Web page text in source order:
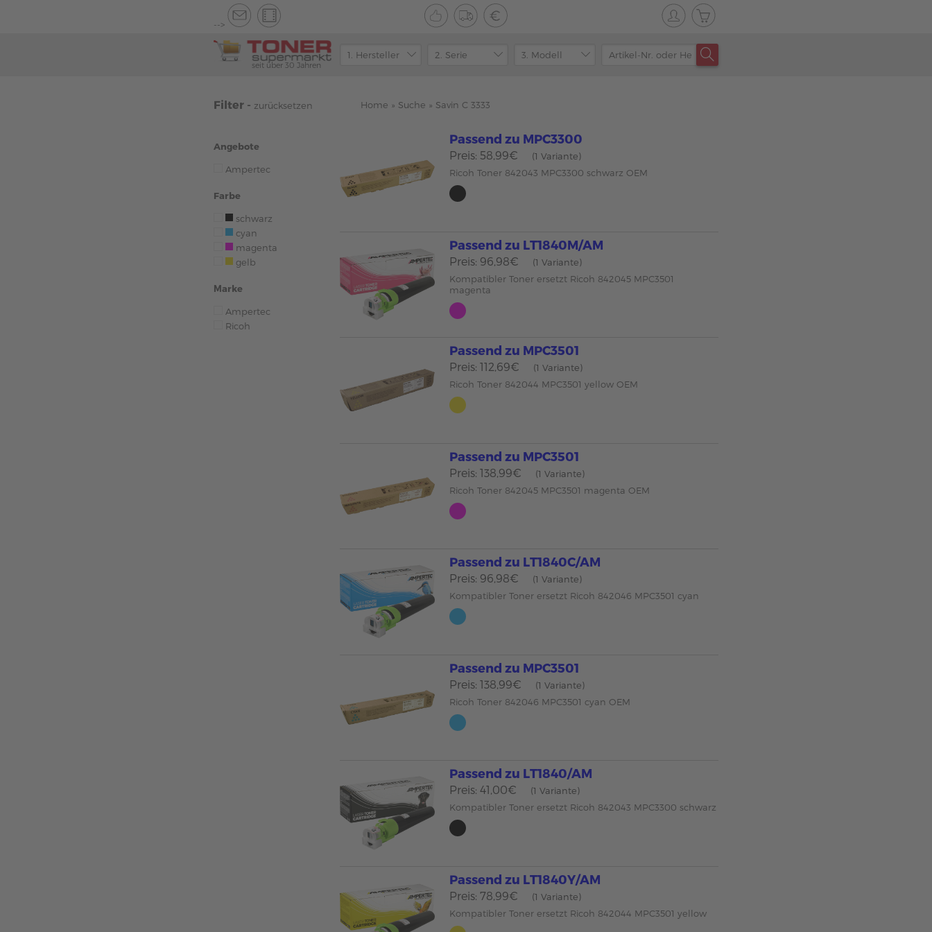
-->
seit über 30 Jahren
Filter - zurücksetzen
Angebote
Ampertec
Farbe
schwarz
cyan
magenta
gelb
Marke
Ampertec
Ricoh
Home » Suche » Savin C 3333
Passend zu MPC3300
Preis: 58,99€
(1 Variante)
Ricoh Toner 842043 MPC3300 schwarz OEM
Passend zu LT1840M/AM
Preis: 96,98€
(1 Variante)
Kompatibler Toner ersetzt Ricoh 842045 MPC3501
magenta
Passend zu MPC3501
Preis: 112,69€
(1 Variante)
Ricoh Toner 842044 MPC3501 yellow OEM
Passend zu MPC3501
Preis: 138,99€
(1 Variante)
Ricoh Toner 842045 MPC3501 magenta OEM
Passend zu LT1840C/AM
Preis: 96,98€
(1 Variante)
Kompatibler Toner ersetzt Ricoh 842046 MPC3501 cyan
Passend zu MPC3501
Preis: 138,99€
(1 Variante)
Ricoh Toner 842046 MPC3501 cyan OEM
Passend zu LT1840/AM
Preis: 41,00€
(1 Variante)
Kompatibler Toner ersetzt Ricoh 842043 MPC3300 schwarz
Passend zu LT1840Y/AM
Preis: 78,99€
(1 Variante)
Kompatibler Toner ersetzt Ricoh 842044 MPC3501 yellow